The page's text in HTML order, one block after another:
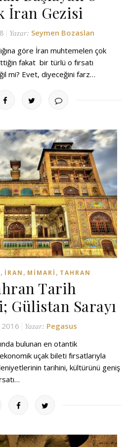
İran Gezisi
Yazar: Seymen Bozaslan
göre İran muhtemelen çok
fakat bir türlü o fırsatı
mi? Evet, diyeceğini farz…
, İRAN , MIMARI , TAHRAN
Tarih
Gülistan Sarayı
Yazar: Pegasus
bulunan en otantik
uçak bileti fırsatlarıyla
tarihini, kültürünü geniş